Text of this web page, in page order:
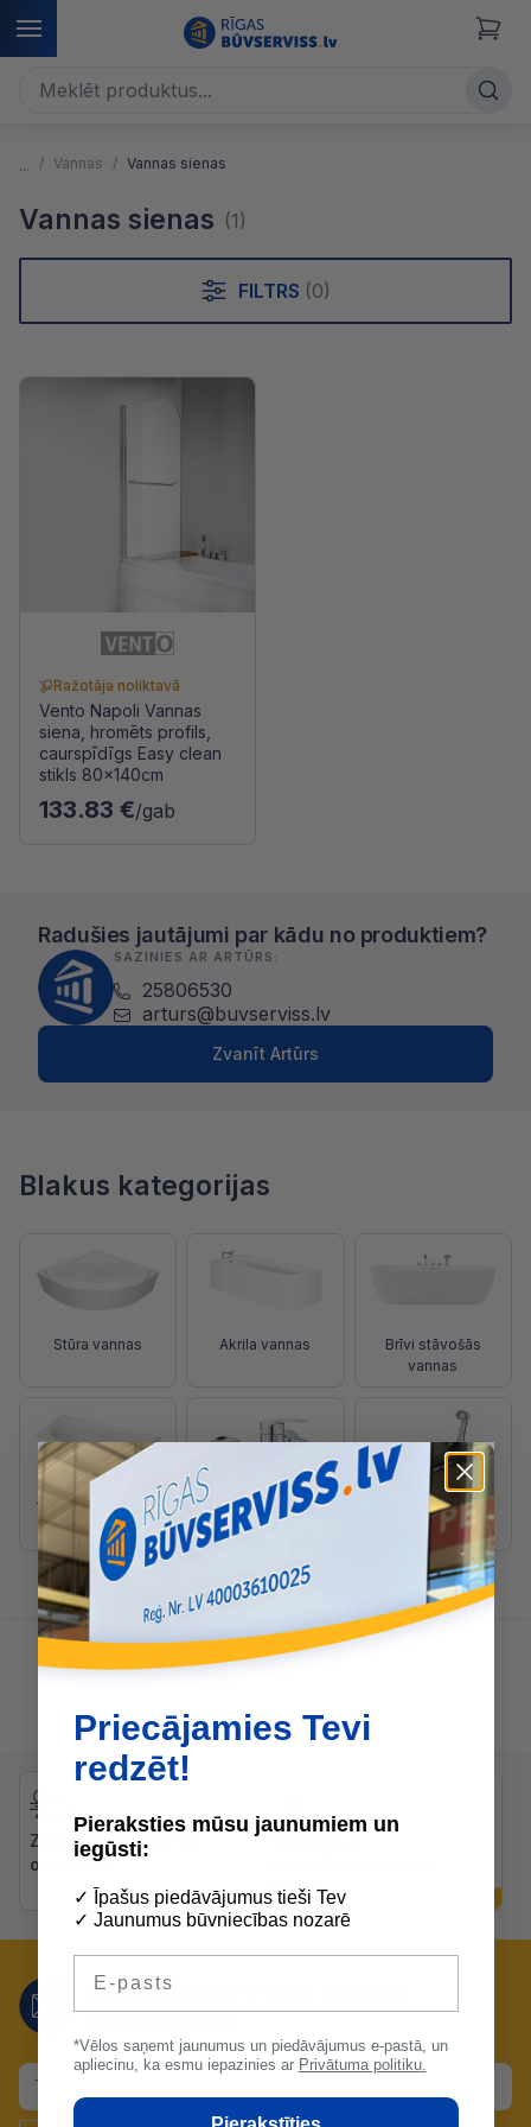
Vannas Vannas sienas
Vannas sienas (1)
FILTRS (0)
Ražotāja noliktavā
Vento Napoli Vannas
siena, hromēts profils,
caurspīdīgs Easy clean
stikls 80x140cm
133.83 €/gab
Radušies jautājumi par kādu no produktiem?
SAZINIES AR ARTŪRS:
25806530
arturs@buvserviss.lv
Zvanīt Artūrs
Blakus kategorijas
Stūra vannas Akrila vannas
Brīvi stāvošās
vannas
Taisnstūra vannas
Vannas, dušas
maisītāji
Vannu sifoni
Zibenīga piegāde uz
objektiem
izvēlē
Nepalaid garām mūsu lieliskos
piedāvājumus!
Priecājamies Tevi
redzēt!
Pieraksties mūsu jaunumiem un
iegūsti:
✓ Īpašus piedāvājumus tieši Tev
✓ Jaunumus būvniecības nozarē
*Vēlos saņemt jaunumus un piedāvājumus e-pastā, un
apliecinu, ka esmu iepazinies ar Privātuma politiku.